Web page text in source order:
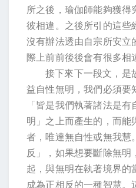
所之後，瑜伽師能夠獲得
彼相違。之後所引的這些
沒有辦法透由自宗所安立
際上前前後後會有很多相
接下來下一段文，是
益自性無明，我們必須要
「皆是我們執著諸法是
明」之上而產生的，而能
者，唯達無自性或無我慧
反」，如果想要斷除無明
起，與無明在執著境界的
成為正相反的一種智慧。